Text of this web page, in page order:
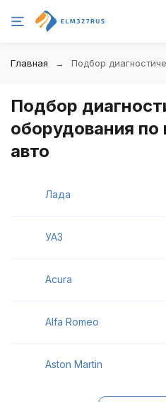
Главная Подбор
Подбор
оборудования
авто
Лада
УАЗ
Acura
Alfa Romeo
Aston Martin